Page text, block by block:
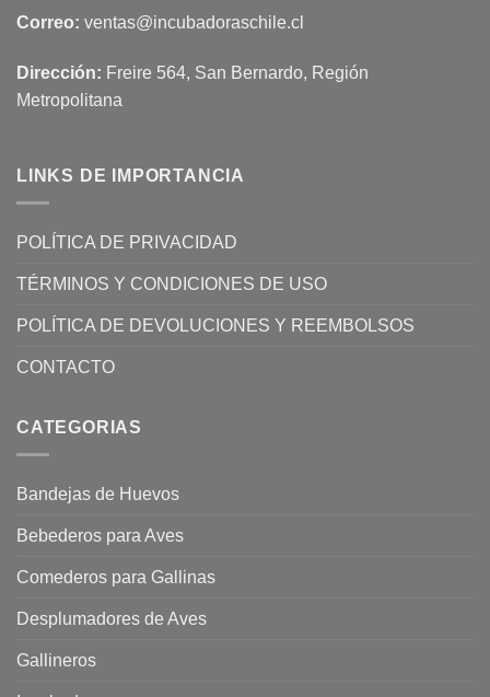
Correo: ventas@incubadoraschile.cl
Dirección: Freire 564, San Bernardo, Región
Metropolitana
LINKS DE IMPORTANCIA
POLÍTICA DE PRIVACIDAD
TÉRMINOS Y CONDICIONES DE USO
POLÍTICA DE DEVOLUCIONES Y REEMBOLSOS
CONTACTO
CATEGORIAS
Bandejas de Huevos
Bebederos para Aves
Comederos para Gallinas
Desplumadores de Aves
Gallineros